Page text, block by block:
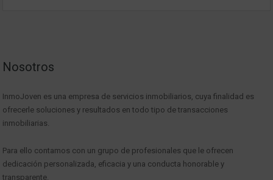
Nosotros
InmoJoven es una empresa de servicios inmobiliarios, cuya finalidad es
ofrecerle soluciones y resultados en todo tipo de transacciones
inmobiliarias.
Para ello contamos con un grupo de profesionales que le ofrecen
dedicación personalizada, eficacia y una conducta honorable y
transparente.